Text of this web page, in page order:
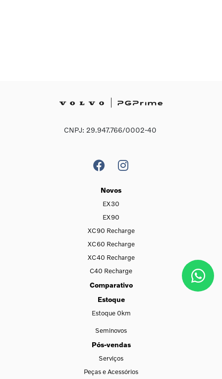
CNPJ: 29.947.766/0002-40
Novos
EX30
EX90
XC90 Recharge
XC60 Recharge
XC40 Recharge
C40 Recharge
Comparativo
Estoque
Estoque 0km
Seminovos
Pós-vendas
Serviços
Peças e Acessórios